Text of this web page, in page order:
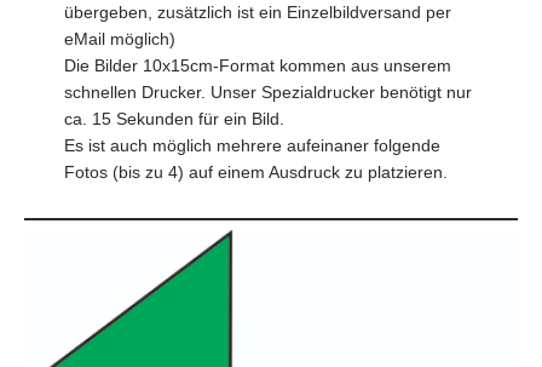
übergeben, zusätzlich ist ein Einzelbildversand per
eMail möglich)
Die Bilder 10x15cm-Format kommen aus unserem
schnellen Drucker. Unser Spezialdrucker benötigt nur
ca. 15 Sekunden für ein Bild.
Es ist auch möglich mehrere aufeinaner folgende
Fotos (bis zu 4) auf einem Ausdruck zu platzieren.